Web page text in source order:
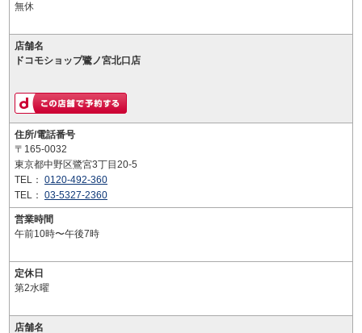
無休
店舗名
ドコモショップ鷺ノ宮北口店
住所/電話番号
〒165-0032
東京都中野区鷺宮3丁目20-5
TEL： 0120-492-360
TEL： 03-5327-2360
営業時間
午前10時〜午後7時
定休日
第2水曜
店舗名